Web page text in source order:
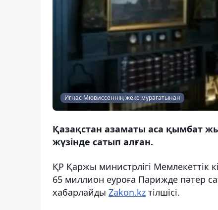
Игнас Мювиссеннің жеке мұрағатынан
Қазақстан азаматы аса қымбат
жүзінде сатып алған.
ҚР Қаржы министрлігі Мемлекеттік
65 миллион еуроға Парижде пәтер
хабарлайды Zakon.kz тілшісі.